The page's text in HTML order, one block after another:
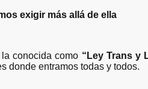
exigir más allá de ella
conocida como “Ley Trans y
donde entramos todas y todos.